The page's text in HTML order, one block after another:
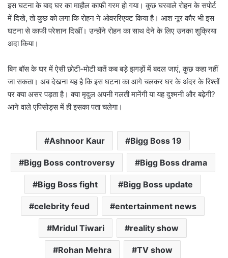
इस घटना के बाद घर का माहौल काफी गरम हो गया। कुछ घरवाले रोहन के सपोर्ट
में दिखे, तो कुछ को लगा कि रोहन ने ओवररिएक्ट किया है। आश नूर कौर भी इस
घटना से काफी परेशान दिखीं। उन्होंने रोहन का साथ देने के लिए उनका शुक्रिया
अदा किया।
बिग बॉस के घर में ऐसी छोटी-मोटी बातें कब बड़े झगड़ों में बदल जाएं, कुछ कहा नहीं
जा सकता। अब देखना यह है कि इस घटना का आगे चलकर घर के अंदर के रिश्तों
पर क्या असर पड़ता है। क्या मृदुल अपनी गलती मानेंगी या यह दुश्मनी और बढ़ेगी?
आने वाले एपिसोड्स में ही इसका पता चलेगा।
Ashnoor Kaur Bigg Boss 19
Bigg Boss controversy Bigg Boss drama
Bigg Boss fight Bigg Boss update
celebrity feud entertainment news
Mridul Tiwari reality show
Rohan Mehra TV show